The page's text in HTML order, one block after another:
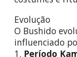
Evolução
O Bushido
influenciado
1. Período